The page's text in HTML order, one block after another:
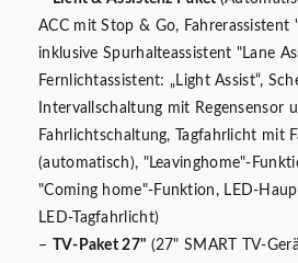
ACC mit Stop & Go, Fahrerassistent
inklusive Spurhalteassistent "Lane
Fernlichtassistent: „Light Assist“,
Intervallschaltung mit Regensensor
Fahrlichtschaltung, Tagfahrlicht mit
(automatisch), "Leavinghome"-
"Coming home"-Funktion, LED-
LED-Tagfahrlicht)
–
TV-Paket 27" (27" SMART TV-